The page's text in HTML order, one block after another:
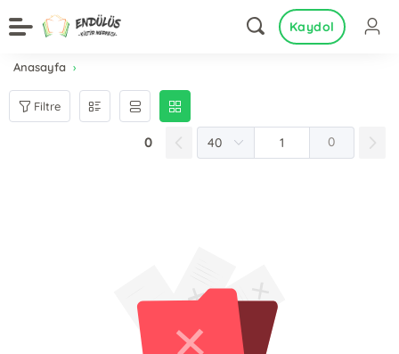
Kaydol
Anasayfa
Filtre
0 0